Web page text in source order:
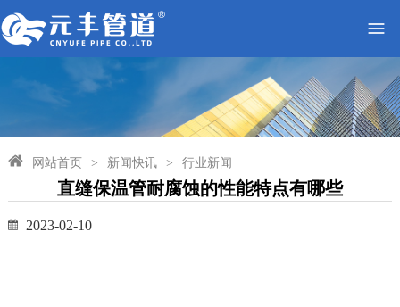
网站首页 > 新闻快讯 > 行业新闻
直缝保温管耐腐蚀的性能特点有哪些
2023-02-10